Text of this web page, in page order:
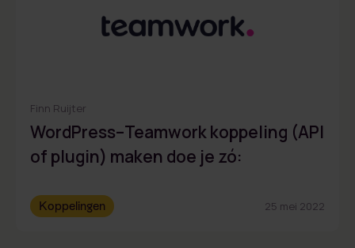
Finn Ruijter
WordPress–Teamwork koppeling (API
of plugin) maken doe je zó:
Koppelingen 25 mei 2022